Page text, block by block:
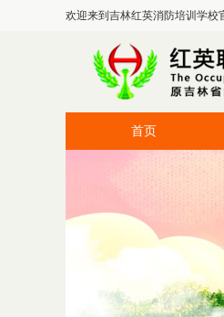
欢迎来到吉林红英消防培训学校
首页